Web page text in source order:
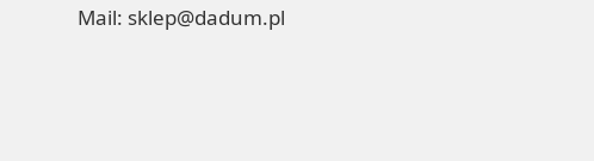
Mail: sklep@dadum.pl